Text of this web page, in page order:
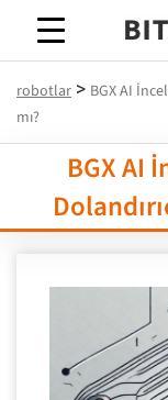
robotlar > BGX AI
mı?
BGX AI